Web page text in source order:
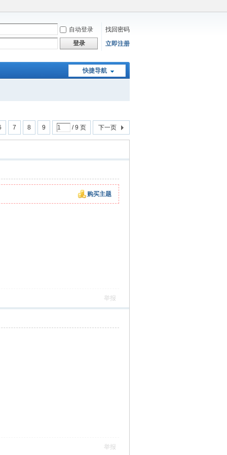
自动登录
找回密码
登录
立即注册
快捷导航
7 8 9 / 9 页 下一页
购买主题
举报
举报